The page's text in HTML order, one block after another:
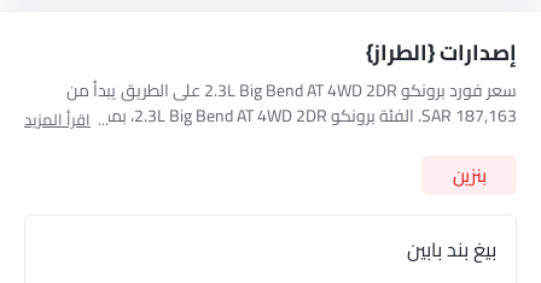
إصدارات {الطراز}
سعر فورد برونكو 2.3L Big Bend AT 4WD 2DR على الطريق يبدأ من
SAR 187,163. الفئة برونكو 2.3L Big Bend AT 4WD 2DR، بمحرك 2298
اقرأ المزيد
بنزين
بيغ بند بابين